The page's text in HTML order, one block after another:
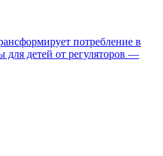
потребление в
для детей от регуляторов —